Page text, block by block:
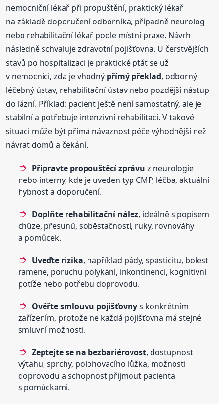
nemocniční lékař při propuštění, praktický lékař
na základě doporučení odborníka, případně neurolog
nebo rehabilitační lékař podle místní praxe. Návrh
následně schvaluje zdravotní pojišťovna. U čerstvějších
stavů po hospitalizaci je praktické ptát se už
v nemocnici, zda je vhodný přímý překlad, odborný
léčebný ústav, rehabilitační ústav nebo pozdější nástup
do lázní. Příklad: pacient ještě není samostatný, ale je
stabilní a potřebuje intenzivní rehabilitaci. V takové
situaci může být přímá návaznost péče výhodnější než
návrat domů a čekání.
Připravte propouštěcí zprávu z neurologie
nebo interny, kde je uveden typ CMP, léčba, aktuální
hybnost a doporučení.
Doplňte rehabilitační nález, ideálně s popisem
chůze, přesunů, soběstačnosti, ruky, rovnováhy
a pomůcek.
Uveďte rizika, například pády, spasticitu, bolest
ramene, poruchu polykání, inkontinenci, kognitivní
potíže nebo potřebu doprovodu.
Ověřte smlouvu pojišťovnys konkrétním
zařízením, protože ne každá pojišťovna má stejné
smluvní možnosti.
Zeptejte se na bezbariérovost, dostupnost
výtahu, sprchy, polohovacího lůžka, možnosti
doprovodu a schopnost přijmout pacienta
s pomůckami.